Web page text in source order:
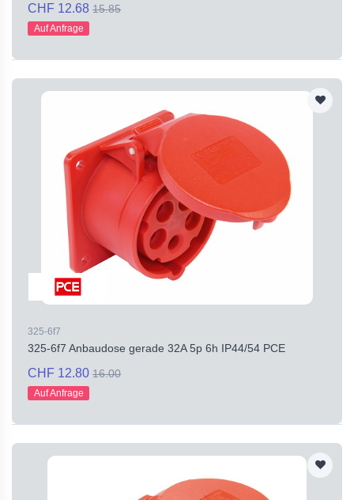
CHF 12.68 15.85
Auf Anfrage
325-6f7
325-6f7 Anbaudose gerade 32A 5p 6h IP44/54 PCE
CHF 12.80 16.00
Auf Anfrage